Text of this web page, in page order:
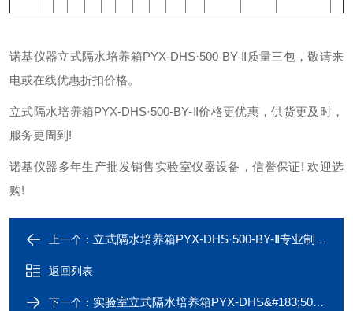
诺基仪器立式隔水培养箱PYX-DHS·500-BY-Ⅱ质量三包，敬请来
电或在线优惠折扣价格。
立式隔水培养箱PYX-DHS·500-BY-Ⅱ价格更优惠，供货更及时，
服务更周到!
诺基仪器多年生产批发销售实验室仪器设备，信誉保证! 欢迎选
购!
上一个： 立式隔水培养箱PYX-DHS·500-BY-Ⅱ专业制造厂家
返回列表
下一个： 实验室立式隔水培养箱PYX-DHS&#183;500-BY-Ⅱ,质量可靠